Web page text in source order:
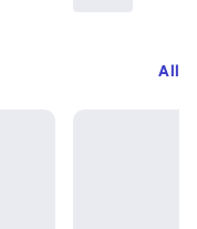
All